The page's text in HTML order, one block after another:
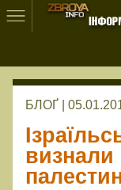
БЛОҐ |
визнали